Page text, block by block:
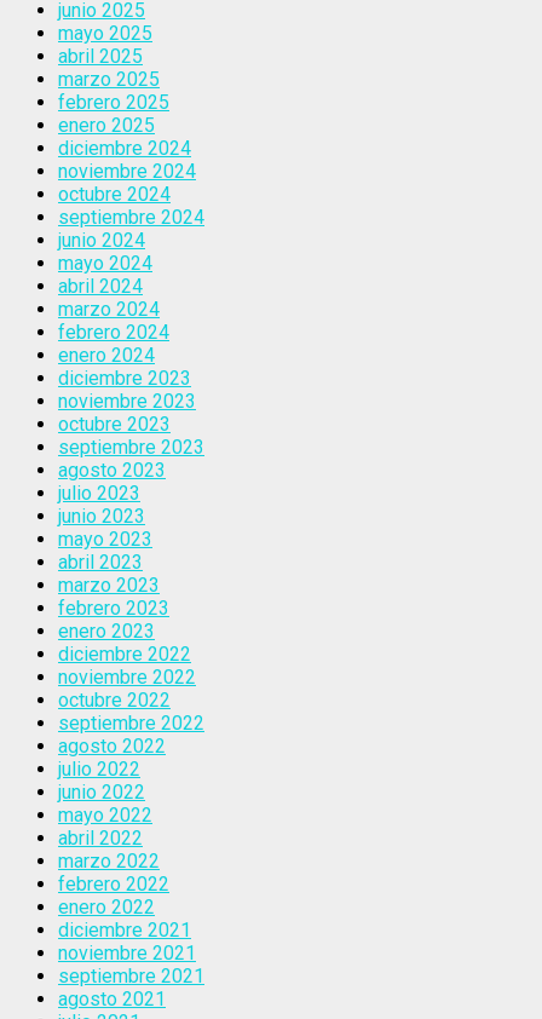
junio 2025
mayo 2025
abril 2025
marzo 2025
febrero 2025
enero 2025
diciembre 2024
noviembre 2024
octubre 2024
septiembre 2024
junio 2024
mayo 2024
abril 2024
marzo 2024
febrero 2024
enero 2024
diciembre 2023
noviembre 2023
octubre 2023
septiembre 2023
agosto 2023
julio 2023
junio 2023
mayo 2023
abril 2023
marzo 2023
febrero 2023
enero 2023
diciembre 2022
noviembre 2022
octubre 2022
septiembre 2022
agosto 2022
julio 2022
junio 2022
mayo 2022
abril 2022
marzo 2022
febrero 2022
enero 2022
diciembre 2021
noviembre 2021
septiembre 2021
agosto 2021